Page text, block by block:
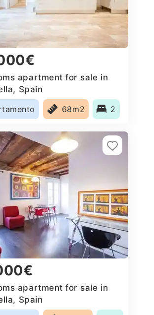
apartment for sale in
Spain
68m2 2
apartment for sale in
Spain